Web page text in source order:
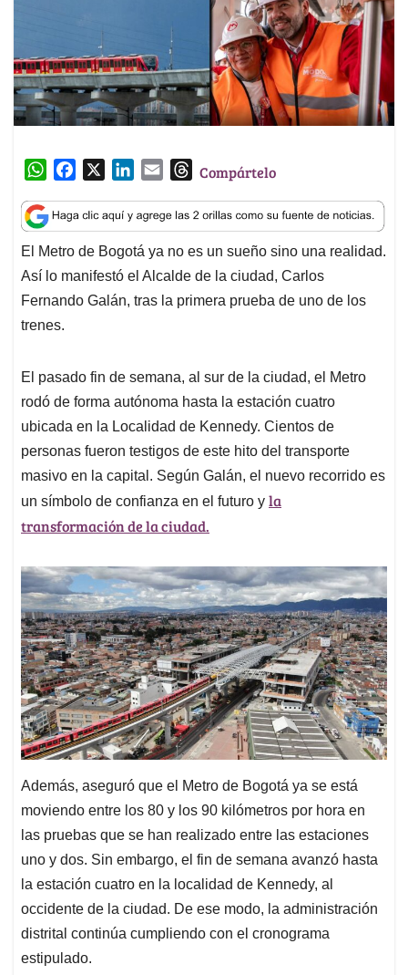
W
a
t
s
A
p
p
c
e
b
o
o
n
k
e
d
I
a
i
l
T
r
e
a
d
s
Compártelo
El Metro de Bogotá ya no es un sueño sino una realidad.
Así lo manifestó el Alcalde de la ciudad, Carlos
Fernando Galán, tras la primera prueba de uno de los
trenes.
El pasado fin de semana, al sur de la ciudad, el Metro
rodó de forma autónoma hasta la estación cuatro
ubicada en la Localidad de Kennedy. Cientos de
personas fueron testigos de este hito del transporte
masivo en la capital. Según Galán, el nuevo recorrido es
un símbolo de confianza en el futuro y la
transformación de la ciudad.
Además, aseguró que el Metro de Bogotá ya se está
moviendo entre los 80 y los 90 kilómetros por hora en
las pruebas que se han realizado entre las estaciones
uno y dos. Sin embargo, el fin de semana avanzó hasta
la estación cuatro en la localidad de Kennedy, al
occidente de la ciudad. De ese modo, la administración
distrital continúa cumpliendo con el cronograma
estipulado.